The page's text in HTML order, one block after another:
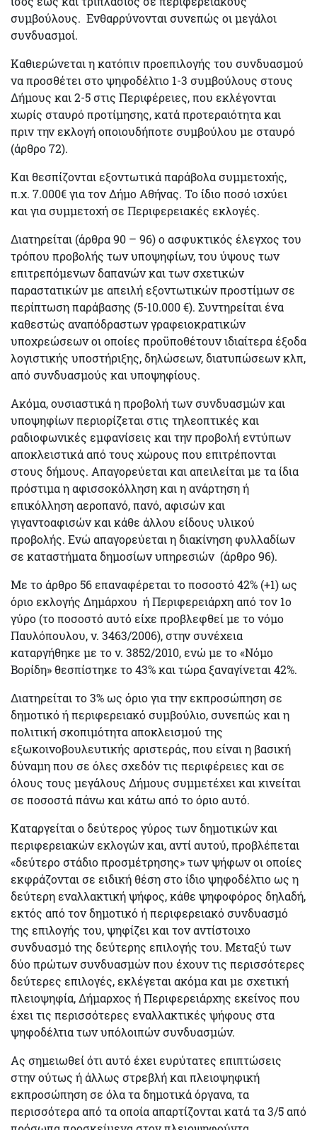
συμβούλους. Ενθαρρύνονται συνεπώς οι μεγάλοι
συνδυασμοί.
Καθιερώνεται η κατόπιν προεπιλογής του συνδυασμού
να προσθέτει στο ψηφοδέλτιο 1-3 συμβούλους στους
Δήμους και 2-5 στις Περιφέρειες,που εκλέγονται
χωρίς σταυρό προτίμησης, κατά προτεραιότητα και
πριν την εκλογή οποιουδήποτε συμβούλου με σταυρό
(άρθρο 72).
Και θεσπίζονταιεξοντωτικά παράβολα συμμετοχής,
π.χ. 7.000€ για τον Δήμο Αθήνας. Το ίδιο ποσό ισχύει
και για συμμετοχή σε Περιφερειακές εκλογές.
Διατηρείται (άρθρα 90 – 96) οασφυκτικός έλεγχος του
τρόπου προβολής των υποψηφίων, του ύψους των
επιτρεπόμενων δαπανών και των σχετικών
παραστατικών με απειλή εξοντωτικών προστίμων σε
περίπτωση παράβασης (5-10.000 €). Συντηρείται ένα
καθεστώς αναπόδραστων γραφειοκρατικών
υποχρεώσεων οι οποίες προϋποθέτουνιδιαίτερα έξοδα
λογιστικής υποστήριξης,δηλώσεων, διατυπώσεων κλπ,
από συνδυασμούς και υποψηφίους.
Ακόμα, ουσιαστικά η προβολή των συνδυασμών και
υποψηφίων περιορίζεται στις τηλεοπτικές και
ραδιοφωνικές εμφανίσεις και την προβολή εντύπων
αποκλειστικά από τους χώρους που επιτρέπονται
στους δήμους. Απαγορεύεταικαι απειλείται με τα ίδια
πρόστιμα ηαφισσοκόλλησηκαι η ανάρτηση ή
επικόλληση αεροπανό, πανό, αφισών και
γιγαντοαφισών και κάθε άλλου είδους υλικού
προβολής. Ενώ απαγορεύεται η διακίνηση φυλλαδίων
σε καταστήματα δημοσίων υπηρεσιών (άρθρο 96).
Με το άρθρο 56 επαναφέρεται το ποσοστό42% (+1) ως
όριο εκλογής Δημάρχου ή Περιφερειάρχη από τον 1ο
γύρο (το ποσοστό αυτό είχε προβλεφθεί με το νόμο
Παυλόπουλου, ν. 3463/2006), στην συνέχεια
καταργήθηκε με το ν. 3852/2010, ενώ με το «Νόμο
Βορίδη» θεσπίστηκε το 43% και τώρα ξαναγίνεται 42%.
Διατηρείται το 3% ως όριο για την εκπροσώπηση σε
δημοτικό ή περιφερειακό συμβούλιο, συνεπώς και η
πολιτική σκοπιμότητα αποκλεισμού της
εξωκοινοβουλευτικής αριστεράς, που είναι η βασική
δύναμη που σε όλες σχεδόν τις περιφέρειες και σε
όλους τους μεγάλους Δήμους συμμετέχει και κινείται
σε ποσοστά πάνω και κάτω από το όριο αυτό.
Καταργείται ο δεύτερος γύρος των δημοτικών και
περιφερειακών εκλογών και, αντί αυτού, προβλέπεται
«δεύτερο στάδιο προσμέτρησης»των ψήφων οι οποίες
εκφράζονται σε ειδική θέση στο ίδιο ψηφοδέλτιο ως η
δεύτερη εναλλακτική ψήφος,κάθε ψηφοφόρος δηλαδή,
εκτός από τον δημοτικό ή περιφερειακό συνδυασμό
της επιλογής του, ψηφίζει και τον αντίστοιχο
συνδυασμό της δεύτερης επιλογής του. Μεταξύ των
δύο πρώτων συνδυασμών που έχουν τις περισσότερες
δεύτερες επιλογές, εκλέγεται ακόμα και με σχετική
πλειοψηφία, Δήμαρχος ή Περιφερειάρχης εκείνος που
έχει τις περισσότερες εναλλακτικές ψήφους στα
ψηφοδέλτια των υπόλοιπών συνδυασμών.
Ας σημειωθεί ότι αυτό έχει ευρύτατες επιπτώσεις
στην ούτως ή άλλως στρεβλή και πλειοψηφική
εκπροσώπηση σε όλα τα δημοτικά όργανα, τα
περισσότερα από τα οποία απαρτίζονταικατά τα 3/5 από